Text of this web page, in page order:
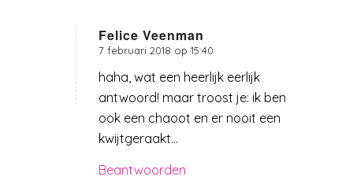
Felice Veenman
zegt:
7 februari 2018 op 15:40
haha, wat een heerlijk eerlijk
antwoord! maar troost je: ik ben
ook een chaoot en er nooit een
kwijtgeraakt…
Beantwoorden